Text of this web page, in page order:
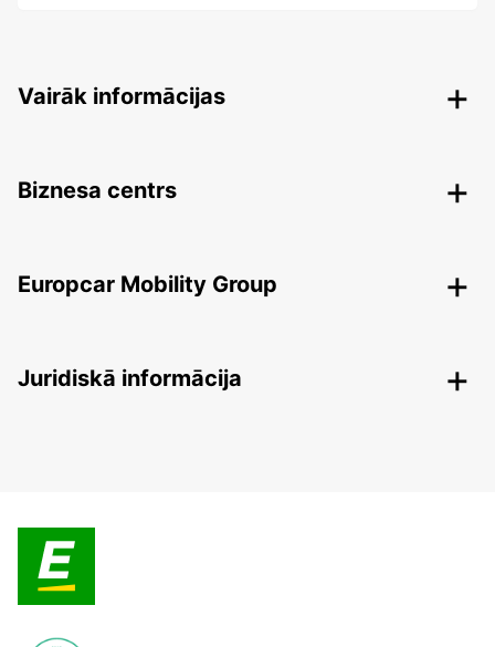
Vairāk informācijas
Biznesa centrs
Europcar Mobility Group
Juridiskā informācija